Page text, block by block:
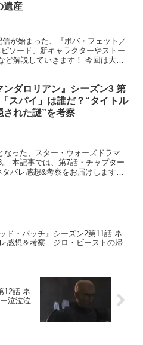
遺産
が始まった、『ボバ・フェット／
ソード、新キャラクターやストー
ど解説していきます！ 今回は大渋
ンダロリアン』シーズン3 第
スパイ」は誰だ？“タイトル
された謎”を考察
なった、スター・ウォーズドラマ
。 本記事では、第7話・チャプター
バレ感想&考察をお届けします！
ッド・バッチ』シーズン2第11話 ネ
感想＆考察｜ジロ・ビーストの帰
12話 ネ
泣泣泣